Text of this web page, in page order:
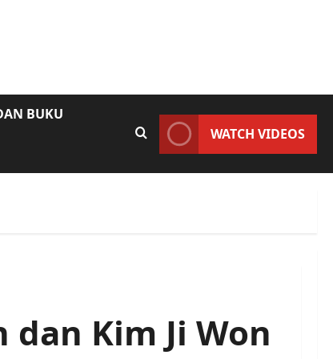
BUKU
WATCH VIDEOS
dan Kim Ji Won